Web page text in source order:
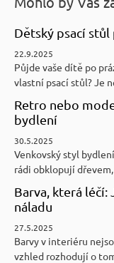
Dětský psací stůl
22.9.2025
Půjde vaše dítě po
vlastní psací stůl? Je
Retro nebo
bydlení
30.5.2025
Venkovský styl
rádi obklopují
Barva, která
náladu
27.5.2025
Barvy v interiéru
vzhled rozhodují o